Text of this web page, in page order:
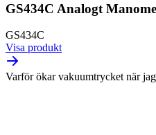
GS434C Analogt
GS434C
Visa produkt
Varför ökar vakuumtrycket när